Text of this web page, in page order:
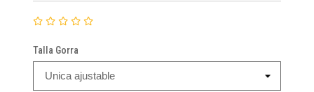
Talla Gorra